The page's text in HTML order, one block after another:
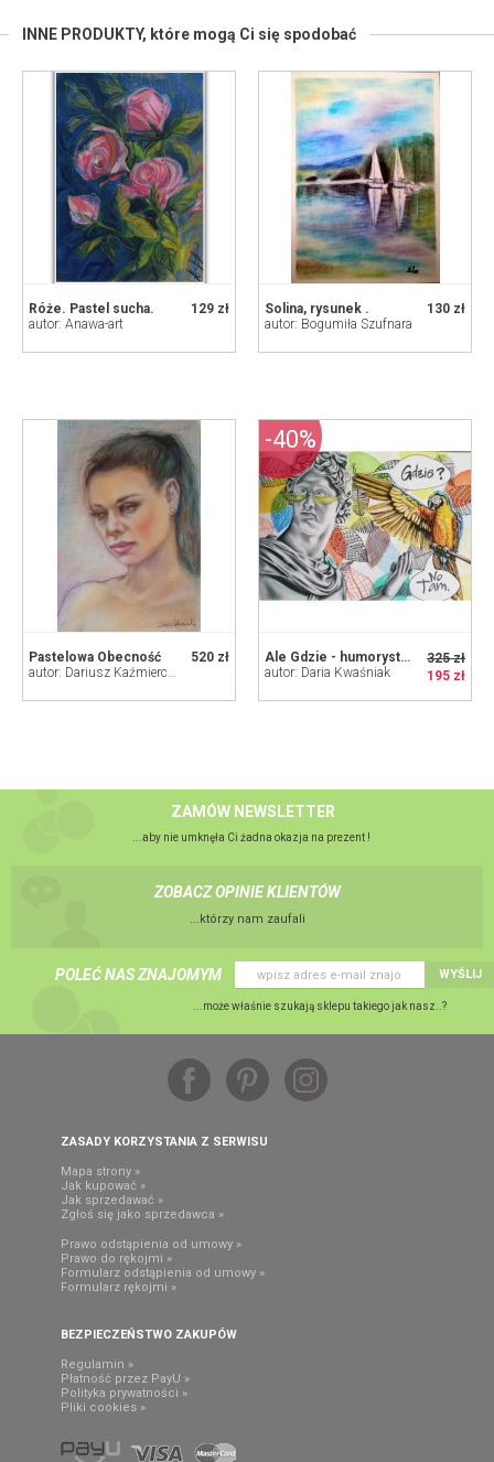
INNE PRODUKTY, które mogą Ci się spodobać
129 zł
Róże. Pastel sucha.
autor: Anawa-art
130 zł
Solina, rysunek .
autor: Bogumiła Szufnara
520 zł
Pastelowa Obecność
autor: Dariusz Kaźmierczak
325 zł
195 zł
Ale Gdzie - humorystyczny kolaż rysowany A2
autor: Daria Kwaśniak
-40%
ZAMÓW NEWSLETTER
...aby nie umknęła Ci żadna okazja na prezent !
ZOBACZ OPINIE KLIENTÓW
...którzy nam zaufali
POLEĆ NAS ZNAJOMYM WYŚLIJ
...może właśnie szukają sklepu takiego jak nasz..?
ZASADY KORZYSTANIA Z SERWISU
Mapa strony »
Jak kupować »
Jak sprzedawać »
Zgłoś się jako sprzedawca »
Prawo odstąpienia od umowy »
Prawo do rękojmi »
Formularz odstąpienia od umowy »
Formularz rękojmi »
BEZPIECZEŃSTWO ZAKUPÓW
Regulamin »
Płatność przez PayU »
Polityka prywatności »
Pliki cookies »